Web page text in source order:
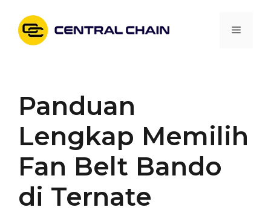
content
Menu
Panduan
Lengkap Memilih
Fan Belt Bando
di Ternate